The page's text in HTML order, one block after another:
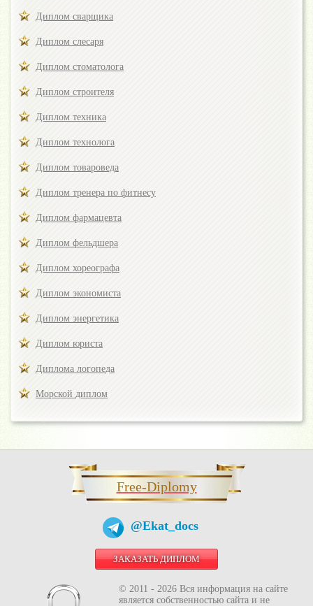
Диплом сварщика
Диплом слесаря
Диплом стоматолога
Диплом строителя
Диплом техника
Диплом технолога
Диплом товароведа
Диплом тренера по фитнесу
Диплом фармацевта
Диплом фельдшера
Диплом хореографа
Диплом экономиста
Диплом энергетика
Диплом юриста
Диплома логопеда
Морской диплом
Free-Diplomy
@Ekat_docs
ЗАКАЗАТЬ ДИПЛОМ
© 2011 - 2026 Вся информация на сайте
является собственностью сайта и не